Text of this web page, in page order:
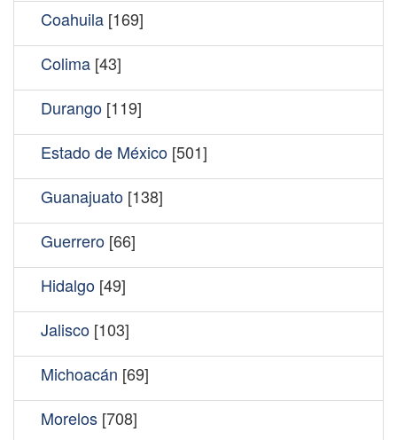
Coahuila [169]
Colima [43]
Durango [119]
Estado de México [501]
Guanajuato [138]
Guerrero [66]
Hidalgo [49]
Jalisco [103]
Michoacán [69]
Morelos [708]